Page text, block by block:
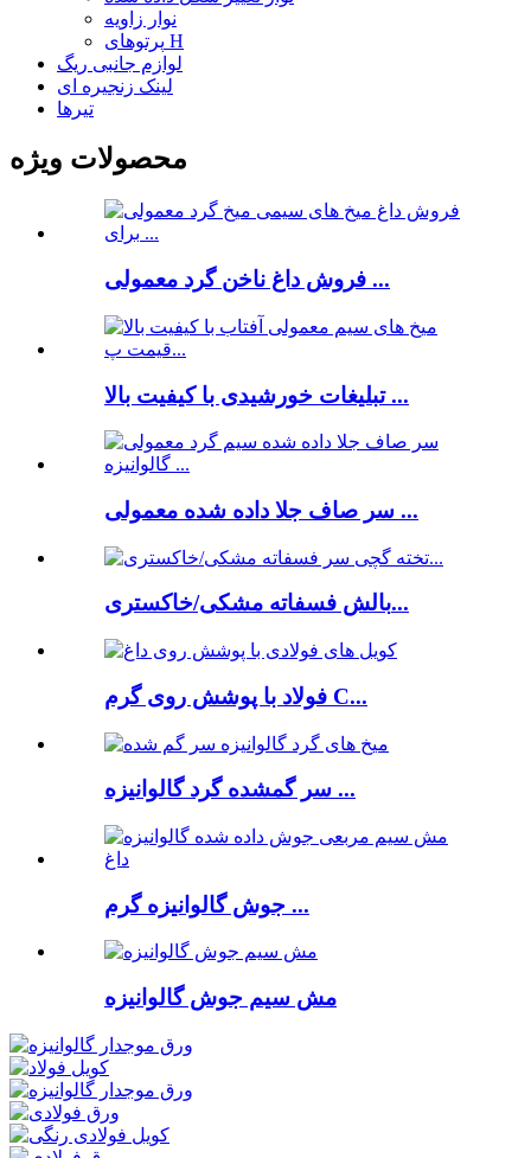
نوار زاویه
پرتوهای H
لوازم جانبی ریگ
لینک زنجیره ای
تیرها
محصولات ویژه
فروش داغ ناخن گرد معمولی ...
تبلیغات خورشیدی با کیفیت بالا ...
سر صاف جلا داده شده معمولی ...
بالش فسفاته مشکی/خاکستری...
فولاد با پوشش روی گرم C...
سر گمشده گرد گالوانیزه ...
جوش گالوانیزه گرم ...
مش سیم جوش گالوانیزه